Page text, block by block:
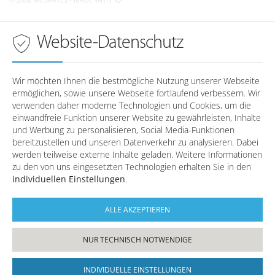
Mittwoch
08:00 - 18:00 Uhr
Telefonzeiten inRegensburg
Montag
08:00 - 12:30 / 14:00 - 17:00
Dienstag
08:00 - 12:30
Mittwoch
08:00 - 12:30 / 14:00 - 17:00
Donnerstag
08:00 - 12:30 / 14:00 - 17:00
Freitag
08:00 - 12:30
Sprechzeiten inWörth a.d. Donau
Montag
-
Dienstag
-
Mittwoch
-
Donnerstag
-
Freitag
-
Telefonzeiten inWörth a.d. Donau
Montag
08:00 - 12:30 / 14:00 - 17:00
08:00 - 12:30 / 14:00 - 17:00
Donnerstag
08:00 - 12:30 / 14:00 - 17:00
Website-Datenschutz
Wir möchten Ihnen die bestmögliche Nutzung unserer Webseite
ermöglichen, sowie unsere Webseite fortlaufend verbessern. Wir
verwenden daher moderne Technologien und Cookies, um die
einwandfreie Funktion unserer Website zu gewährleisten, Inhalte
und Werbung zu personalisieren, Social Media-Funktionen
bereitzustellen und unseren Datenverkehr zu analysieren. Dabei
werden teilweise externe Inhalte geladen. Weitere Informationen
zu den von uns eingesetzten Technologien erhalten Sie in den
individuellen Einstellungen.
ALLE AKZEPTIEREN
NUR TECHNISCH NOTWENDIGE
INDIVIDUELLE EINSTELLUNGEN